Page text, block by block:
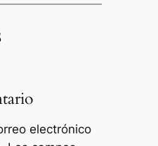
electrónico